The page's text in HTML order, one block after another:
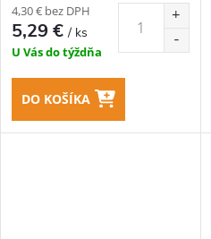
4,30 € bez DPH
5,29 €/ ks
U Vás do týždňa
DO KOŠÍKA